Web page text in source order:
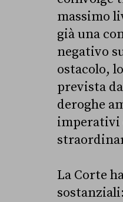
massimo
già una
negativo
ostacolo,
prevista
deroghe
imperativi
La Corte